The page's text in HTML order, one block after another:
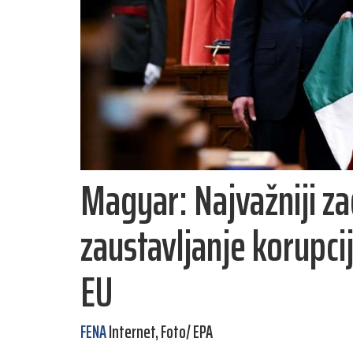
Magyar: Najvažniji
zaustavljanje
EU
FENAInternet, Foto/ EPA